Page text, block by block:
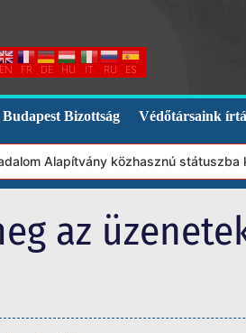
EN FR DE HU IT RU ES
Budapest Bizottság Védőtársaink
közhasznú státuszba
az